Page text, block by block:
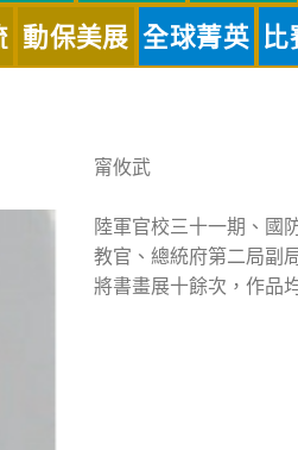
動保美展 全球菁英
甯攸武
陸軍官校三十一期、國
教官、總統府第二局副
將書畫展十餘次，作品